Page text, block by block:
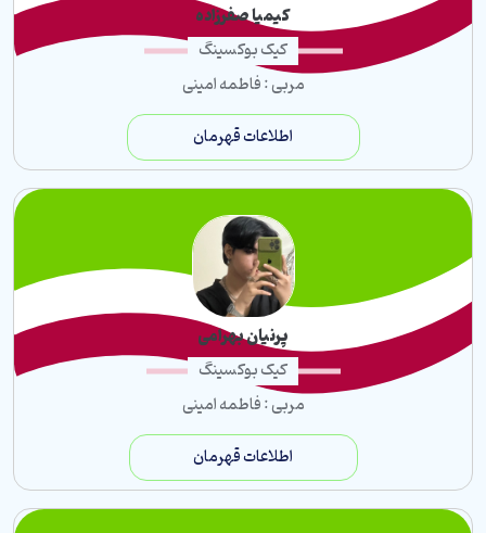
کیمیا صفرزاده
کیک بوکسینگ
مربی : فاطمه امینی
اطلاعات قهرمان
پرنیان بهرامی
کیک بوکسینگ
مربی : فاطمه امینی
اطلاعات قهرمان